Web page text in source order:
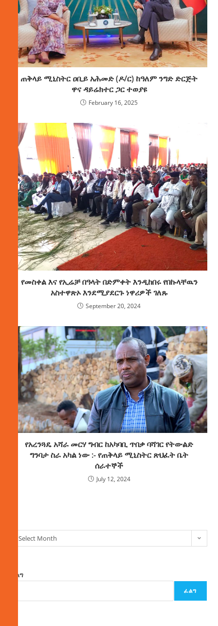
ጠቅላይ ሚኒስትር ዐቢይ አሕመድ (ዶ/ር) ከዓለም ንግድ ድርጅት
ዋና ዳይሬክተር ጋር ተወያዩ
February 16, 2025
የመስቀል እና የኢሬቻ በዓላት በድምቀት እንዲከበሩ የበኩላቸዉን
አስተዋጽኦ እንደሚያደርጉ ነዋሪዎች ገለጹ
September 20, 2024
የአረንጓዴ አሻራ መርሃ ግብር ከአካባቢ ጥበቃ ባሻገር የትውልድ
ግንባታ ስራ አካል ነው :- የጠቅላይ ሚኒስትር ጽህፈት ቤት
ሰራተኞች
July 12, 2024
Select Month
ፈልግ
ፈልግ